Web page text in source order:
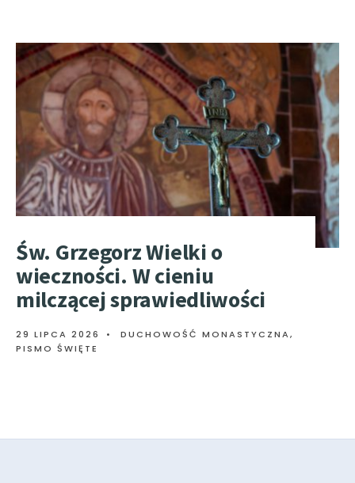
Św. Grzegorz Wielki o
wieczności. W cieniu
milczącej sprawiedliwości
29 LIPCA 2026 • DUCHOWOŚĆ MONASTYCZNA,
PISMO ŚWIĘTE